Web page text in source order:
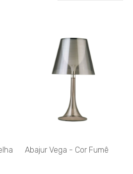
Abajur Vega - Cor Fumê